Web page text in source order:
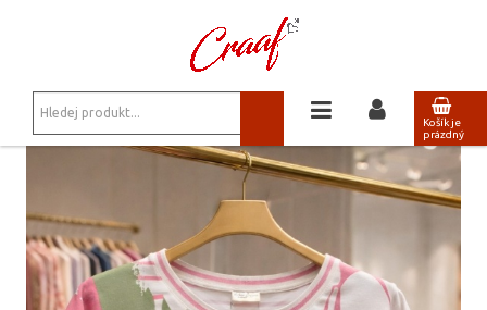
Košík je
prázdný
/ TRIKA, MIKINY
STYLOVÉ TRIKO BL 6206